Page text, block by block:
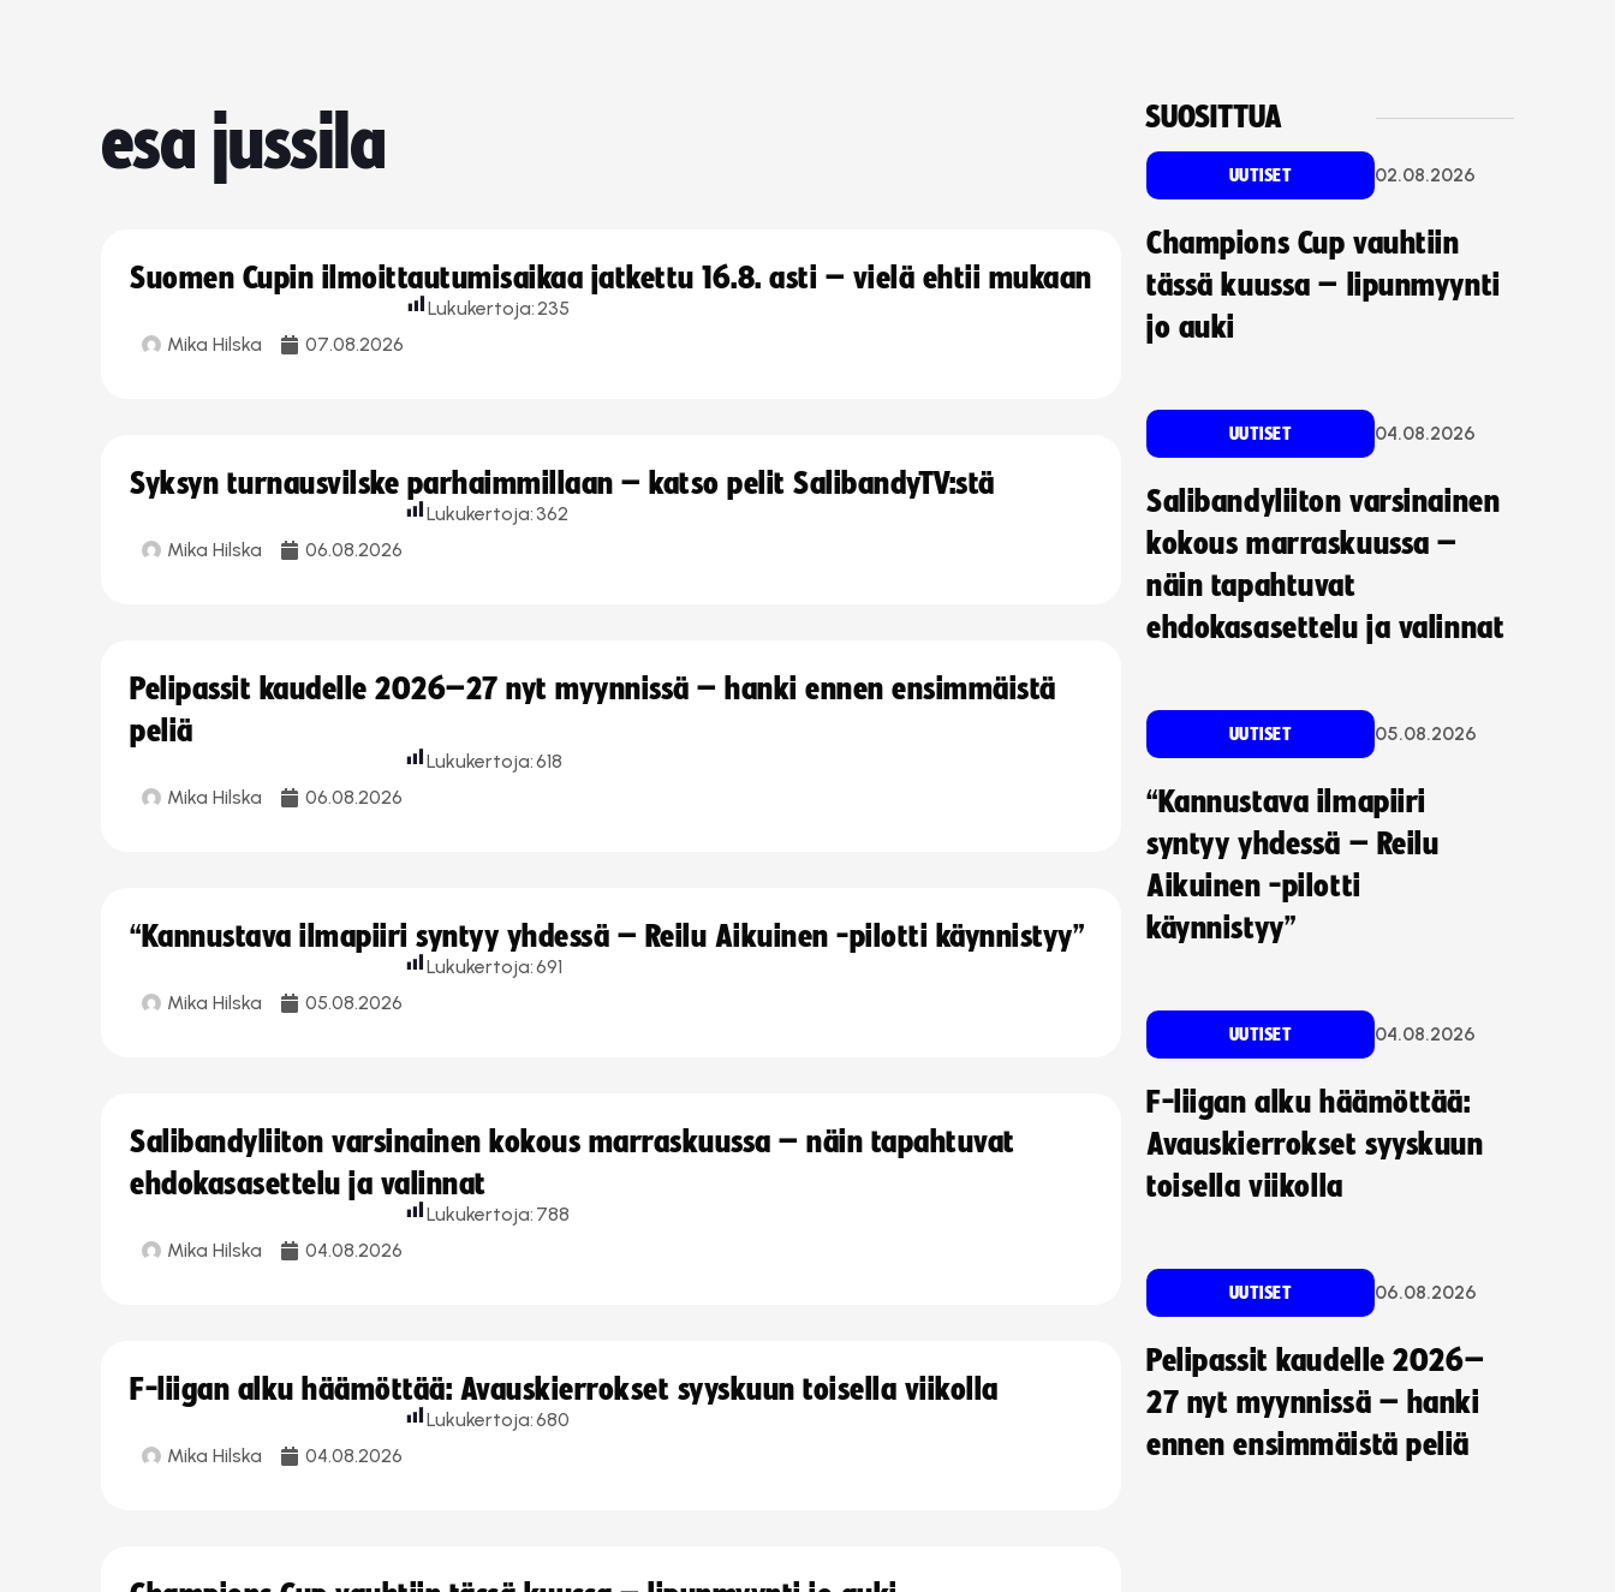
esa jussila
Suomen Cupin ilmoittautumisaikaa jatkettu 16.8. asti – vielä ehtii mukaan
Mika Hilska 07.08.2026
Lukukertoja:235
Syksyn turnausvilske parhaimmillaan – katso pelit SalibandyTV:stä
Mika Hilska 06.08.2026
Lukukertoja: 362
Pelipassit kaudelle 2026–27 nyt myynnissä – hanki ennen ensimmäistä
peliä
Mika Hilska 06.08.2026
Lukukertoja:618
“Kannustava ilmapiiri syntyy yhdessä – Reilu Aikuinen -pilotti käynnistyy”
Mika Hilska 05.08.2026
Lukukertoja:691
Salibandyliiton varsinainen kokous marraskuussa – näin tapahtuvat
ehdokasasettelu ja valinnat
Mika Hilska 04.08.2026
Lukukertoja: 788
F-liigan alku häämöttää: Avauskierrokset syyskuun toisella viikolla
Mika Hilska 04.08.2026
Lukukertoja:680
SUOSITTUA
UUTISET 02.08.2026
Champions Cup vauhtiin
tässä kuussa – lipunmyynti
jo auki
UUTISET 04.08.2026
Salibandyliiton varsinainen
kokous marraskuussa –
näin tapahtuvat
ehdokasasettelu ja valinnat
UUTISET 05.08.2026
“Kannustava ilmapiiri
syntyy yhdessä – Reilu
Aikuinen -pilotti
käynnistyy”
UUTISET 04.08.2026
F-liigan alku häämöttää:
Avauskierrokset syyskuun
toisella viikolla
UUTISET 06.08.2026
Pelipassit kaudelle 2026–
27 nyt myynnissä – hanki
ennen ensimmäistä peliä